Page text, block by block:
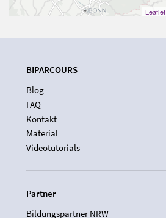
Leaflet
BIPARCOURS
Blog
FAQ
Kontakt
Material
Videotutorials
Partner
Bildungspartner NRW